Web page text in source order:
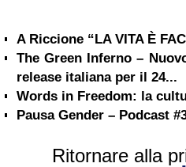
A Riccione “LA VITA È
The Green Inferno –
release italiana per il 24...
Words in Freedom: la
Pausa Gender – Podcast
Ritornare alla